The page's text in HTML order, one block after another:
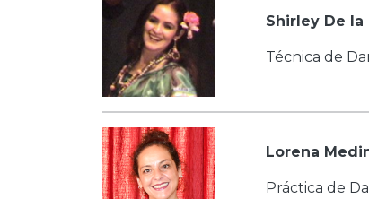
Shirley De la
Técnica de
Lorena
Práctica de